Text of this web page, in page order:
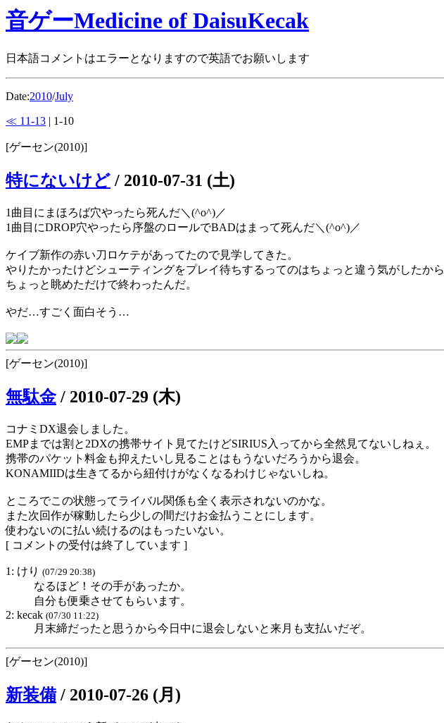
音ゲーMedicine of DaisuKecak
日本語コメントはエラーとなりますので英語でお願いします
Date:2010/July
≪ 11-13 | 1-10
[ゲーセン(2010)]
特にないけど / 2010-07-31 (土)
1曲目にまほろば穴やったら死んだ＼(^o^)／
1曲目にDROP穴やったら序盤のロールでBADはまって死んだ＼(^o^)／
ケイブ新作の赤い刀ロケテがあってたので見学してきた。
やりたかったけどシューティングをプレイ待ちするってのはちょっと違う気がしたから
ちょっと眺めただけで終わったんだ。
やだ…すごく面白そう…
[ゲーセン(2010)]
無駄金/ 2010-07-29 (木)
コナミDX退会しました。
EMPまでは割と2DXの携帯サイト見てたけどSIRIUS入ってから全然見てないしねぇ。
携帯のパケット料金も抑えたいし見ることはもうないだろうから退会。
KONAMIIDは生きてるから紐付けがなくなるわけじゃないしね。
ところでこの状態ってライバル関係も全く表示されないのかな。
また次回作が稼動したら少しの間だけお金払うことにします。
使わないのに払い続けるのはもったいない。
[ コメントの受付は終了しています ]
1: けり (07/29 20:38)
なるほど！その手があったか。
自分も便乗させてもらいます。
2: kecak (07/30 11:22)
月末締だったと思うから今日中に退会しないと来月も支払いだぞ。
[ゲーセン(2010)]
新装備/ 2010-07-26 (月)